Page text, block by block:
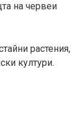
на червеи
растения,
култури.